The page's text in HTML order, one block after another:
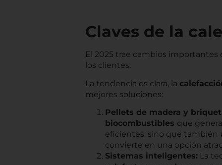
Claves de la
El 2025 trae cambios importantes
los clientes.
La tendencia es clara, la
mejores soluciones:
Pellets de madera y
biocombustibles que
eficientes, sino que también
convierte en una opción
Sistemas inteligentes: La